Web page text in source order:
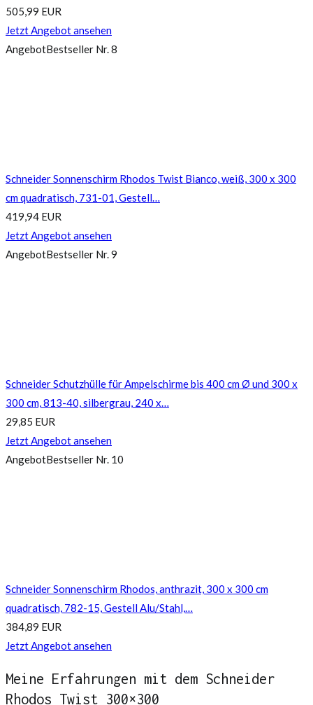
505,99 EUR
Jetzt Angebot ansehen
AngebotBestseller Nr. 8
Schneider Sonnenschirm Rhodos Twist Bianco, weiß, 300 x 300
cm quadratisch, 731-01, Gestell…
419,94 EUR
Jetzt Angebot ansehen
AngebotBestseller Nr. 9
Schneider Schutzhülle für Ampelschirme bis 400 cm Ø und 300 x
300 cm, 813-40, silbergrau, 240 x…
29,85 EUR
Jetzt Angebot ansehen
AngebotBestseller Nr. 10
Schneider Sonnenschirm Rhodos, anthrazit, 300 x 300 cm
quadratisch, 782-15, Gestell Alu/Stahl,…
384,89 EUR
Jetzt Angebot ansehen
Meine Erfahrungen mit dem Schneider
Rhodos Twist 300×300